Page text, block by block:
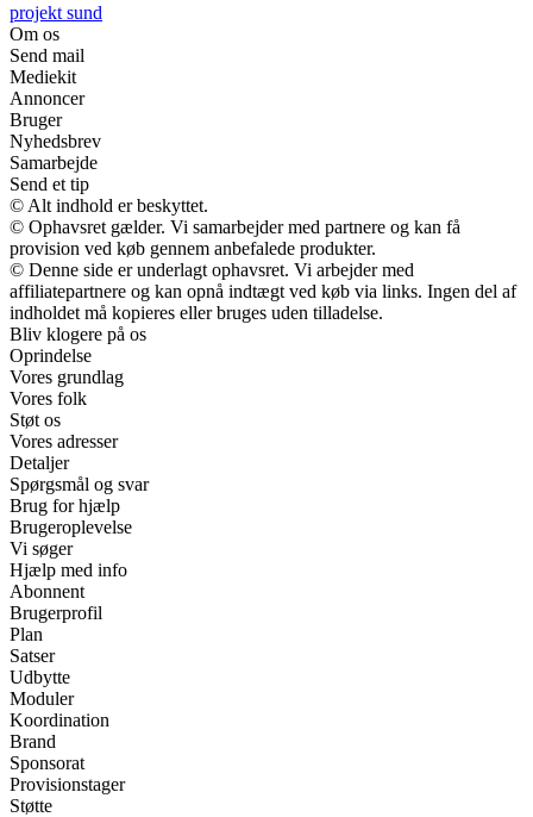
projekt sund
Om os
Send mail
Mediekit
Annoncer
Bruger
Nyhedsbrev
Samarbejde
Send et tip
© Alt indhold er beskyttet.
© Ophavsret gælder. Vi samarbejder med partnere og kan få
provision ved køb gennem anbefalede produkter.
© Denne side er underlagt ophavsret. Vi arbejder med
affiliatepartnere og kan opnå indtægt ved køb via links. Ingen del af
indholdet må kopieres eller bruges uden tilladelse.
Bliv klogere på os
Oprindelse
Vores grundlag
Vores folk
Støt os
Vores adresser
Detaljer
Spørgsmål og svar
Brug for hjælp
Brugeroplevelse
Vi søger
Hjælp med info
Abonnent
Brugerprofil
Plan
Satser
Udbytte
Moduler
Koordination
Brand
Sponsorat
Provisionstager
Støtte